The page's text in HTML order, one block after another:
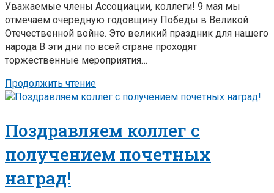
Уважаемые члены Ассоциации, коллеги! 9 мая мы
отмечаем очередную годовщину Победы в Великой
Отечественной войне. Это великий праздник для нашего
народа В эти дни по всей стране проходят
торжественные мероприятия…
Продолжить чтение
Поздравляем коллег с
получением почетных
наград!